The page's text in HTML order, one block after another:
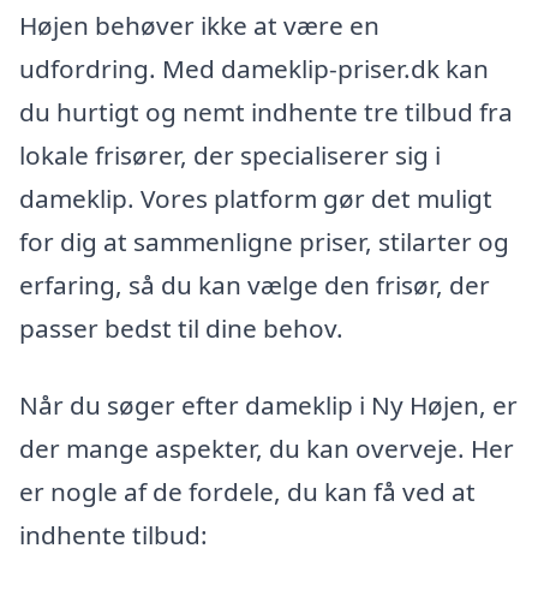
Højen behøver ikke at være en
udfordring. Med dameklip-priser.dk kan
du hurtigt og nemt indhente tre tilbud fra
lokale frisører, der specialiserer sig i
dameklip. Vores platform gør det muligt
for dig at sammenligne priser, stilarter og
erfaring, så du kan vælge den frisør, der
passer bedst til dine behov.
Når du søger efter dameklip i Ny Højen, er
der mange aspekter, du kan overveje. Her
er nogle af de fordele, du kan få ved at
indhente tilbud: